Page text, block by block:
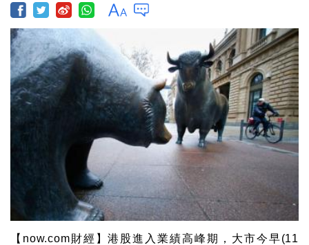
【now.com財經】港股進入業績高峰期，大市今早(11